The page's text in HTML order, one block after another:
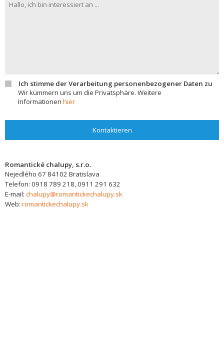
Ich stimme der Verarbeitung personenbezogener Daten zu
Wir kümmern uns um die Privatsphäre. Weitere
Informationen hier
Kontaktieren
Romantické chalupy, s.r.o.
Nejedlého 67 84102 Bratislava
Telefon: 0918 789 218, 0911 291 632
E-mail: chalupy@romantickechalupy.sk
Web: romantickechalupy.sk